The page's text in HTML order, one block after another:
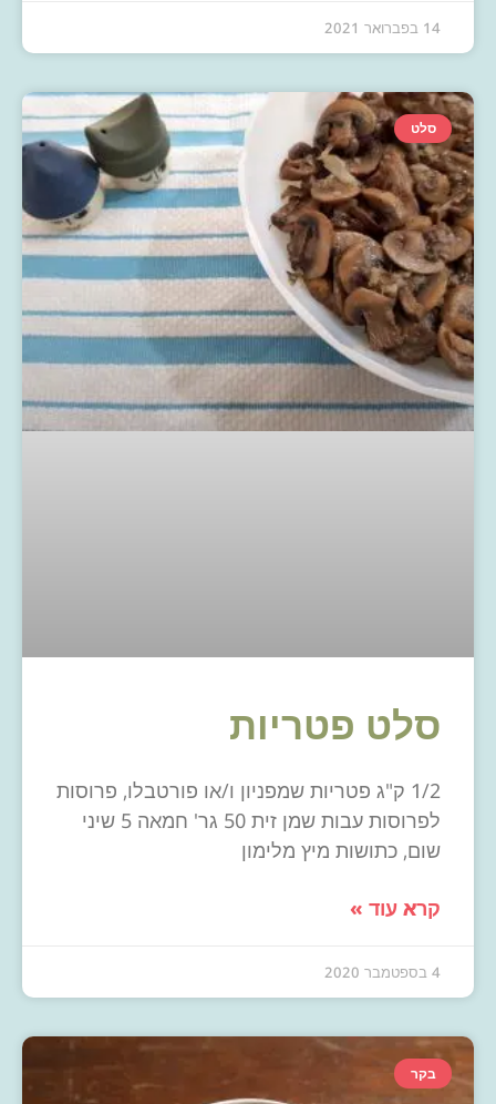
14 בפברואר 2021
סלט
סלט פטריות
1/2 ק"ג פטריות שמפניון ו/או פורטבלו, פרוסות
לפרוסות עבות שמן זית 50 גר' חמאה 5 שיני
שום, כתושות מיץ מלימון
קרא עוד »
4 בספטמבר 2020
בקר